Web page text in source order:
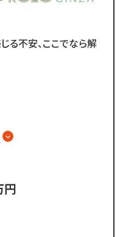
る不安、ここでなら解
円